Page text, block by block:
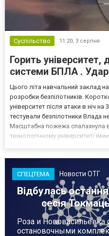
Суспільство 11:20, 3 серпня
Горить університет,
системи БПЛА .
Цього літа навчальний заклад
розробки безпілотників.
університет після атаки в ніч
тестували безпілотники Влада
Масштабна пожежа спалахнула
технологічному університеті
СПЕЦТЕМА Новости ОТГ
Відбулась
сесія
Роза и
остановочными